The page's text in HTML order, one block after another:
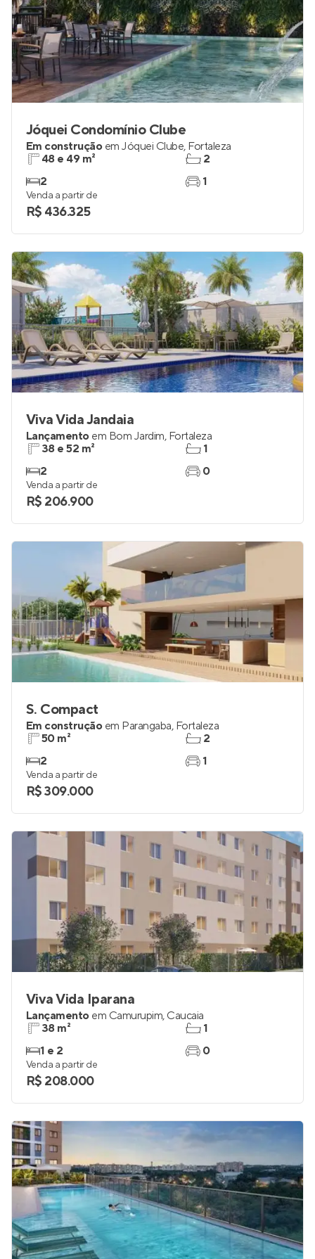
Jóquei Condomínio Clube
Em construção em Jóquei Clube, Fortaleza
48 e 49 m²
2
2
1
Venda a partir de
R$ 436.325
Viva Vida Jandaia
Lançamento em Bom Jardim, Fortaleza
38 e 52 m²
2
1
0
Venda a partir de
R$ 206.900
S. Compact
Em construção em Parangaba, Fortaleza
50 m²
2
2
1
Venda a partir de
R$ 309.000
Viva Vida Iparana
Lançamento em Camurupim, Caucaia
38 m²
1 e 2
1
0
Venda a partir de
R$ 208.000